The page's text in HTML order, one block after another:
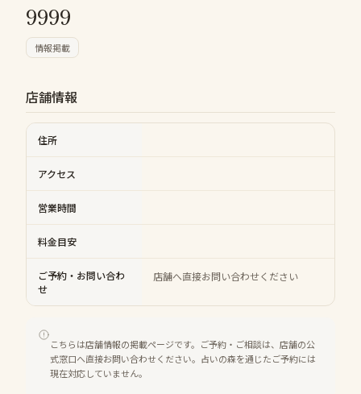
9999
情報掲載
店舗情報
住所
アクセス
営業時間
料金目安
ご予約・お問い合わ
せ
店舗へ直接お問い合わせください
こちらは店舗情報の掲載ページです。ご予約・ご相談は、店舗の公
式窓口へ直接お問い合わせください。占いの森を通じたご予約には
現在対応していません。